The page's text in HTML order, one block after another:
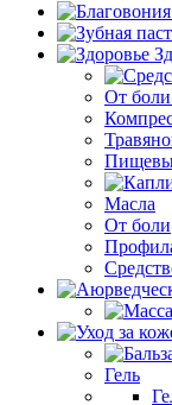
От боли
Масла
От боли
Гель